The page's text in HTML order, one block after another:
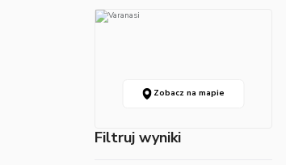
Zobacz na mapie
Filtruj wyniki